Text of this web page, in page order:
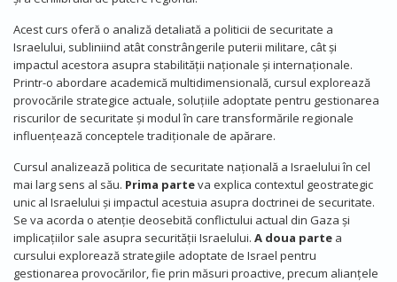
Acest curs oferă o analiză detaliată a politicii de securitate a
Israelului, subliniind atât constrângerile puterii militare, cât și
impactul acestora asupra stabilității naționale și internaționale.
Printr-o abordare academică multidimensională, cursul explorează
provocările strategice actuale, soluțiile adoptate pentru gestionarea
riscurilor de securitate și modul în care transformările regionale
influențează conceptele tradiționale de apărare.
Cursul analizează politica de securitate națională a Israelului în cel
mai larg sens al său. Prima parteva explica contextul geostrategic
unic al Israelului și impactul acestuia asupra doctrinei de securitate.
Se va acorda o atenție deosebită conflictului actual din Gaza și
implicațiilor sale asupra securității Israelului. A doua parte a
cursului explorează strategiile adoptate de Israel pentru
gestionarea provocărilor, fie prin măsuri proactive, precum alianțele